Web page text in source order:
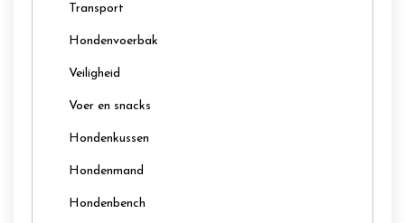
Transport
Hondenvoerbak
Veiligheid
Voer en snacks
Hondenkussen
Hondenmand
Hondenbench